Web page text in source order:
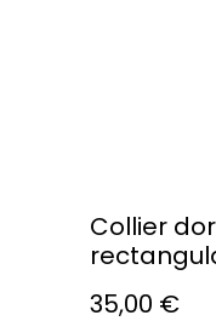
Collier
35,00 €